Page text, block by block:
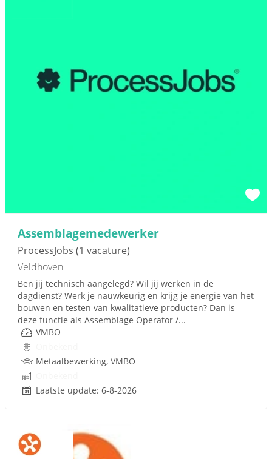
Assemblagemedewerker
ProcessJobs (1 vacature)
Veldhoven
Ben jij technisch aangelegd? Wil jij werken in de
dagdienst? Werk je nauwkeurig en krijg je energie van het
bouwen en testen van kwalitatieve producten? Dan is
deze functie als Assemblage Operator /...
VMBO
Metaalbewerking, VMBO
Laatste update: 6-8-2026